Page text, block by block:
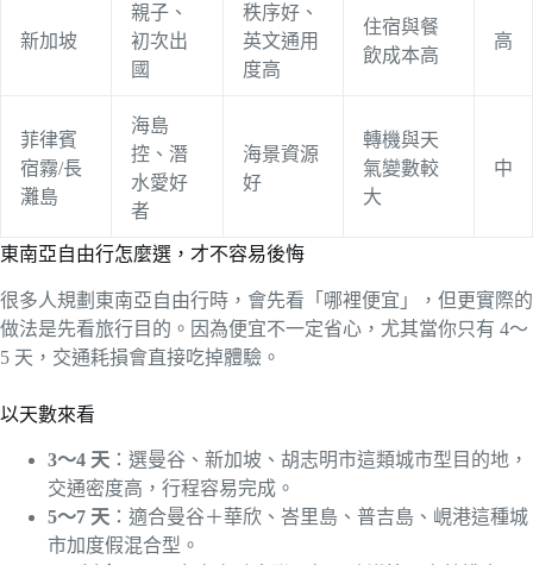
新加坡
親子、
初次出
國
秩序好、
英文通用
度高
住宿與餐
飲成本高
高
菲律賓
宿霧/長
灘島
海島
控、潛
水愛好
者
海景資源
好
轉機與天
氣變數較
大
中
東南亞自由行怎麼選，才不容易後悔
很多人規劃東南亞自由行時，會先看「哪裡便宜」，但更實際的
做法是先看旅行目的。因為便宜不一定省心，尤其當你只有 4～
5 天，交通耗損會直接吃掉體驗。
以天數來看
3～4 天 ：選曼谷、新加坡、胡志明市這類城市型目的地，
交通密度高，行程容易完成。
5～7 天 ：適合曼谷＋華欣、峇里島、普吉島、峴港這種城
市加度假混合型。